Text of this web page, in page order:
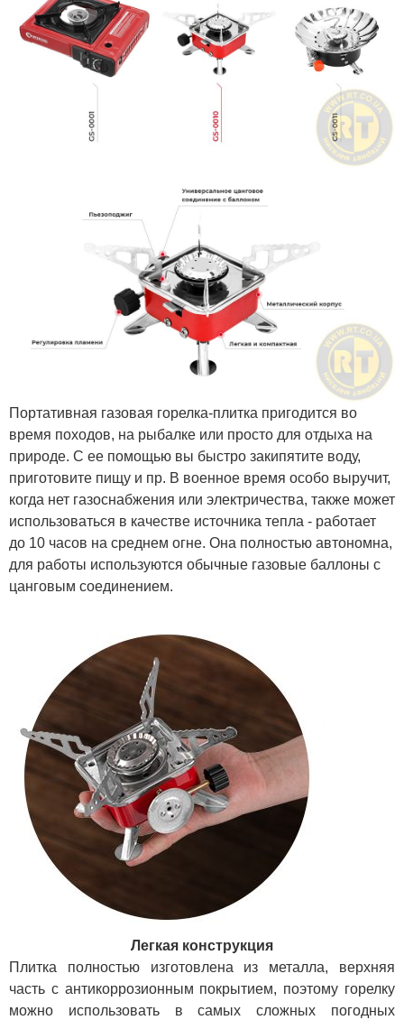
Портативная газовая горелка-плитка пригодится во
время походов, на рыбалке или просто для отдыха на
природе. С ее помощью вы быстро закипятите воду,
приготовите пищу и пр. В военное время особо выручит,
когда нет газоснабжения или электричества, также может
использоваться в качестве источника тепла - работает
до 10 часов на среднем огне. Она полностью автономна,
для работы используются обычные газовые баллоны с
цанговым соединением.
Легкая конструкция
Плитка полностью изготовлена из металла, верхняя
часть с антикоррозионным покрытием, поэтому горелку
можно использовать в самых сложных погодных